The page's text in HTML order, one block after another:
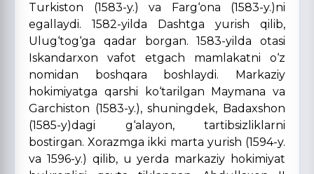
Turkiston (1583-y.) va Farg‘ona (1583-y.)ni
egallaydi. 1582-yilda Dashtga yurish qilib,
Ulug‘tog‘ga qadar borgan. 1583-yilda otasi
Iskandarxon vafot etgach mamlakatni o‘z
nomidan boshqara boshlaydi. Markaziy
hokimiyatga qarshi ko‘tarilgan Maymana va
Garchiston (1583-y.), shuningdek, Badaxshon
(1585-y)dagi g‘alayon, tartibsizliklarni
bostirgan. Xorazmga ikki marta yurish (1594-y.
va 1596-y.) qilib, u yerda markaziy hokimiyat